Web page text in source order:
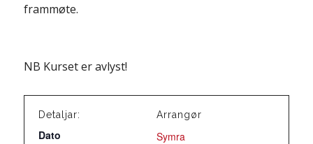
frammøte.
NB Kurset er avlyst!
Detaljar:
Dato
Arrangør
Symra